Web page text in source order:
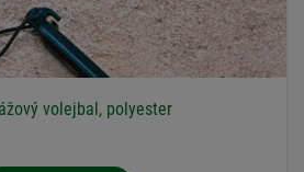
volejbal, polyester